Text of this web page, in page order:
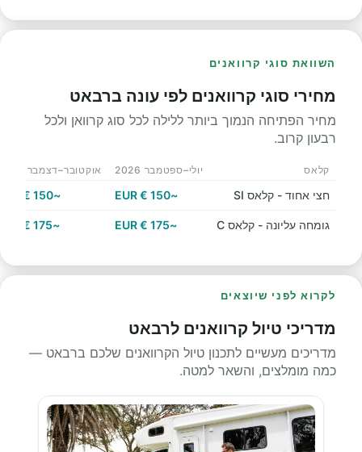
השוואת סוגי קרוואנים
מחירי סוגי קרוואנים לפי עונה ברבאט
מחיר הפתיחה הנמוך ביותר ללילה לכל סוג קרוואן ולכל
רבעון קרוב.
קלאס יולי–ספטמבר 2026 אוקטובר–דצמבר 2026
חצי אחוד - קלאס SI ~150 € EUR
~150 € EUR
גומחה עליונה - קלאס C ~175 € EUR
~175 € EUR
לקרוא לפני שיוצאים
מדריכי טיול קרוואנים לרבאט
מדריכים מעשיים לתכנון טיול הקרוואנים שלכם ברבאט —
כמה מומלצים, והשאר למטה.